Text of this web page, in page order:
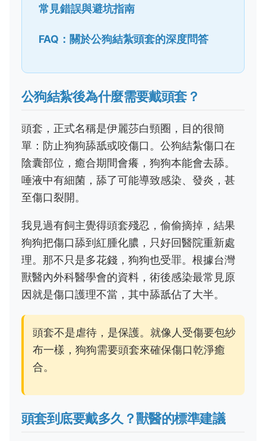
常見錯誤與避坑指南
FAQ：關於公狗結紮頭套的深度問答
公狗結紮後為什麼需要戴頭套？
頭套，正式名稱是伊麗莎白頸圈，目的很簡
單：防止狗狗舔舐或咬傷口。公狗結紮傷口在
陰囊部位，癒合期間會癢，狗狗本能會去舔。
唾液中有細菌，舔了可能導致感染、發炎，甚
至傷口裂開。
我見過有飼主覺得頭套殘忍，偷偷摘掉，結果
狗狗把傷口舔到紅腫化膿，只好回醫院重新處
理。那不只是多花錢，狗狗也受罪。根據台灣
獸醫內外科醫學會的資料，術後感染最常見原
因就是傷口護理不當，其中舔舐佔了大半。
頭套不是虐待，是保護。就像人受傷要包紗
布一樣，狗狗需要頭套來確保傷口乾淨癒
合。
頭套到底要戴多久？獸醫的標準建議